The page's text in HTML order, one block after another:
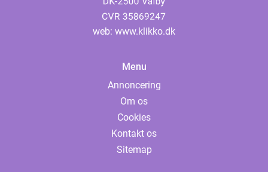
web: www.klikko.dk
Menu
Annoncering
Om os
Cookies
Kontakt os
Sitemap